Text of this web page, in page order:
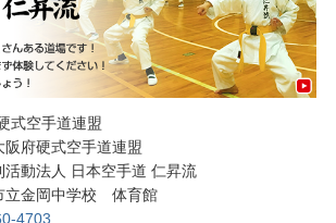
式空手道連盟
硬式空手道連盟
動法人 日本空手道 仁昇流
立金岡中学校 体育館
4703